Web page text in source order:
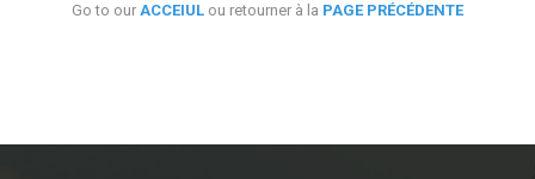
Go to our ACCEIUL ou retourner à la PAGE PRÉCÉDENTE